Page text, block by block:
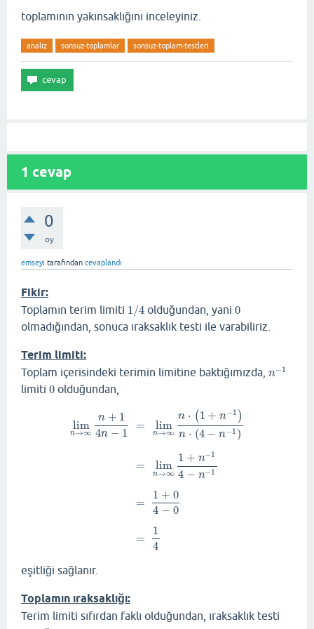
toplamının yakınsaklığını inceleyiniz.
analiz sonsuz-toplamlar sonsuz-toplam-testleri
1 cevap
0
oy
emseyi tarafından cevaplandı
Fikir:
Toplamın terim limiti 1 /4
1/4 olduğundan, yani0
0
olmadığından, sonuca ıraksaklık testi ile varabiliriz.
Terim limiti:
Toplam içerisindeki terimin limitine baktığımızda, n−1
n−1
limiti 0
0olduğundan,
lim
n→∞
n + 1
4n − 1
= lim
n→∞
n ⋅ (1 + n−1 )
n ⋅ (4 − n−1 )
= lim
n→∞
1 + n−1
4 − n−1
=
1 + 0
4 − 0
=
1
4
= limn → ∞n ⋅
eşitliği sağlanır.
Toplamın ıraksaklığı:
Terim limiti sıfırdan faklı olduğundan, ıraksaklık testi